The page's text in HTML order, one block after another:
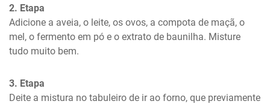
2. Etapa
Adicione a aveia, o leite, os ovos, a compota de maçã, o
mel, o fermento em pó e o extrato de baunilha. Misture
tudo muito bem.
3. Etapa
Deite a mistura no tabuleiro de ir ao forno, que previamente